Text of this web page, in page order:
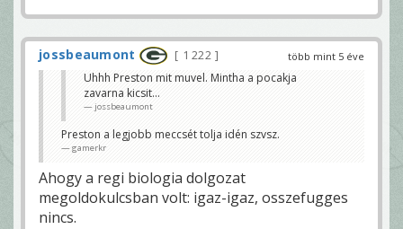
több mint 5 éve
jossbeaumont
1 222
Uhhh Preston mit muvel. Mintha a pocakja
zavarna kicsit...
jossbeaumont
Preston a legjobb meccsét tolja idén szvsz.
gamerkr
Ahogy a regi biologia dolgozat
megoldokulcsban volt: igaz-igaz, osszefugges
nincs.